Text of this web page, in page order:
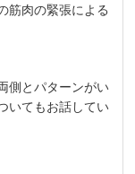
筋肉の緊張による
側とパターンがい
いてもお話してい